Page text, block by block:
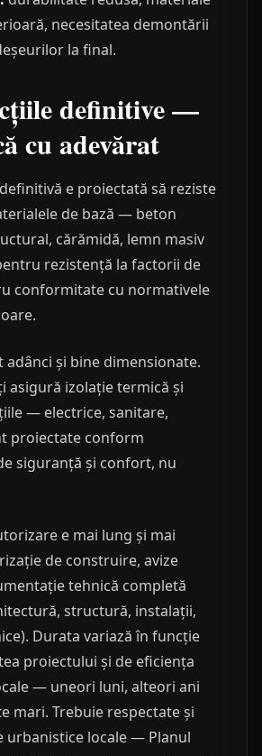
necesitatea demontării
la final.
definitive —
cu adevărat
e proiectată să reziste
de bază — beton
cărămidă, lemn masiv
rezistență la factorii de
conformitate cu normativele
adânci și bine dimensionate.
asigură izolație termică și
— electrice, sanitare,
proiectate conform
siguranță și confort, nu
e mai lung și mai
de construire, avize
tehnică completă
structură, instalații,
Durata variază în funcție
proiectului și de eficiența
— uneori luni, alteori ani
mari. Trebuie respectate și
urbanistice locale — Planul